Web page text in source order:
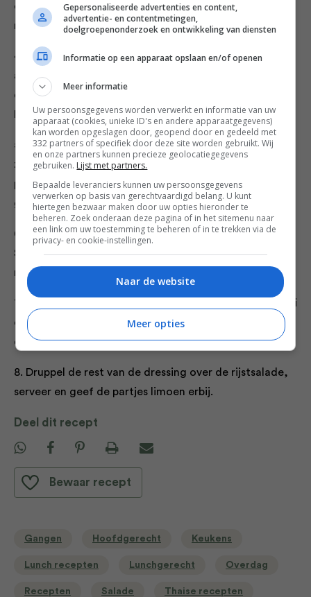
droog. Neem ze uit de koekenpan (maak de pan nog
niet schoon) en houd ze zolang apart.
4. Doe de blokjes kabeljauwfilet in dezelfde koekenpan
als waar je de gamba’s zojuist in hebt gebakken en bak
de vis 3-4 minuten, tot-ie gaar maar nog wel glazig is.
Houd ze zolang warm.
5. Doe voor de dressing het sap van 1 limoen met de
zonnebloemolie in een kom, voeg de knoflook,
palmsuiker plus de chilipasta en sojasaus toe, en roer
goed door elkaar. Houd zolang apart.
6. Bekleed een grote schaal met het bananenblad.
Schep in een kom de helft van de dressing om met de
rijst en doe over in de schaal.
7. Verdeel de wortel- en komkommersliertjes, de bos-ui
en het basilicum over de rijst, gevolgd door de
chilipeper, sjalot, kabeljauw en gamba’s.
8. Druppel de rest van de dressing over de rijstsalade,
serveer en geef de partjes limoen erbij.
Deel dit recept
Bewaar recept
Gangen Hoofdgerecht Keukens
Lunch recepten Lunchgerecht Overdag
Recepten Salade Thaise recepten
Gepersonaliseerde advertenties en content,
advertentie- en contentmetingen,
doelgroepenonderzoek en ontwikkeling van diensten
Informatie op een apparaat opslaan en/of openen
Meer informatie
Uw persoonsgegevens worden verwerkt en informatie van uw
apparaat (cookies, unieke ID's en andere apparaatgegevens)
kan worden opgeslagen door, geopend door en gedeeld met
332 partners of specifiek door deze site worden gebruikt. Wij
en onze partners kunnen precieze geolocatiegegevens
gebruiken. Lijst met partners.
Bepaalde leveranciers kunnen uw persoonsgegevens
verwerken op basis van gerechtvaardigd belang. U kunt
hiertegen bezwaar maken door uw opties hieronder te
beheren. Zoek onderaan deze pagina of in het sitemenu naar
een link om uw toestemming te beheren of in te trekken via de
privacy- en cookie-instellingen.
Naar de website
Meer opties